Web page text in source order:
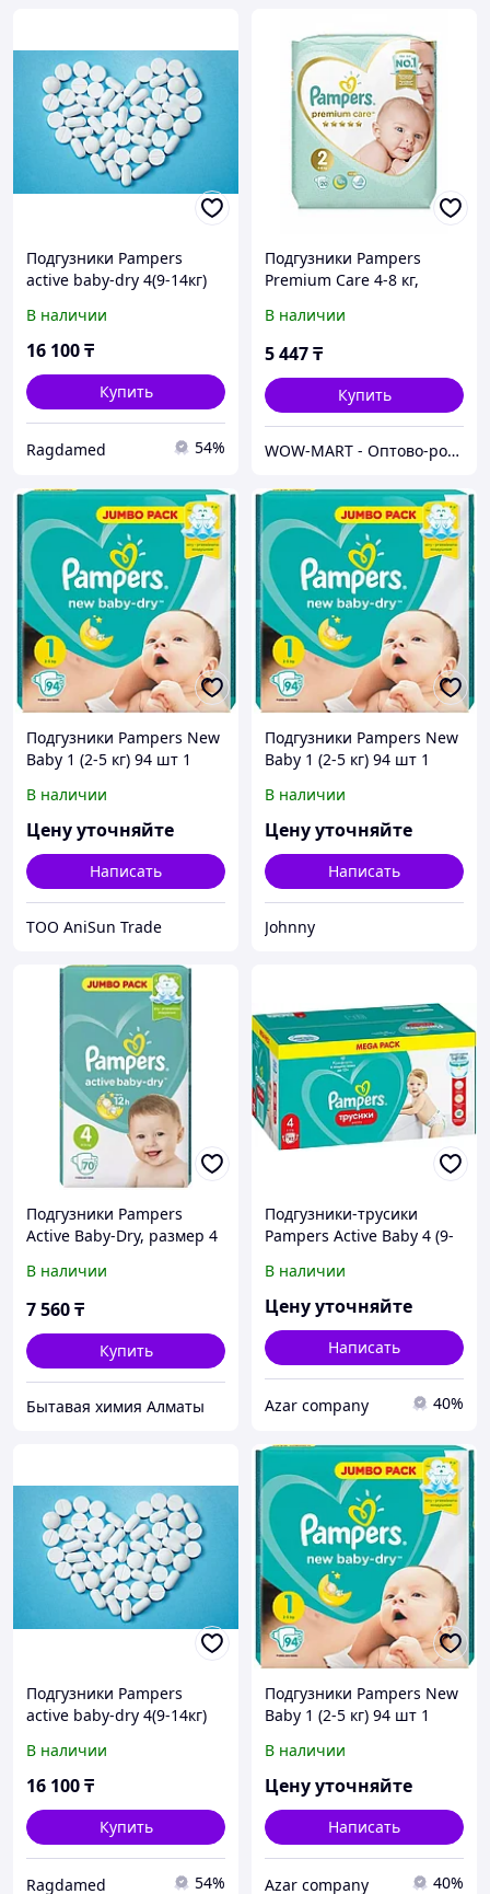
Подгузники Pampers
active baby-dry 4(9-14кг)
В наличии
16 100₸
Купить
Ragdamed 54%
Подгузники Pampers
Premium Care 4-8 кг,
В наличии
5 447₸
Купить
WOW-MART - Оптово-розничный Склад - товары на заказ до двери
Подгузники Pampers New
Baby 1 (2-5 кг) 94 шт 1
В наличии
Цену уточняйте
Написать
ТОО AniSun Trade
Подгузники Pampers New
Baby 1 (2-5 кг) 94 шт 1
В наличии
Цену уточняйте
Написать
Johnny
Подгузники Pampers
Active Baby-Dry, размер 4
В наличии
7 560₸
Купить
Бытавая химия Алматы
Подгузники-трусики
Pampers Active Baby 4 (9-
В наличии
Цену уточняйте
Написать
Azar company 40%
Подгузники Pampers
active baby-dry 4(9-14кг)
В наличии
16 100₸
Купить
Ragdamed 54%
Подгузники Pampers New
Baby 1 (2-5 кг) 94 шт 1
В наличии
Цену уточняйте
Написать
Azar company 40%